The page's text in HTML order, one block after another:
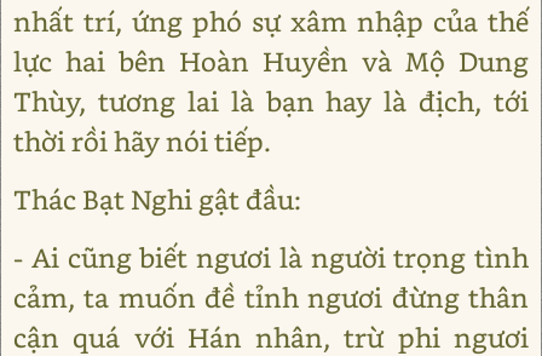
nhất trí, ứng phó sự xâm nhập của thế
lực hai bên Hoàn Huyền và Mộ Dung
Thùy, tương lai là bạn hay là địch, tới
thời rồi hãy nói tiếp.
Thác Bạt Nghi gật đầu:
- Ai cũng biết ngươi là người trọng tình
cảm, ta muốn đề tỉnh ngươi đừng thân
cận quá với Hán nhân, trừ phi ngươi